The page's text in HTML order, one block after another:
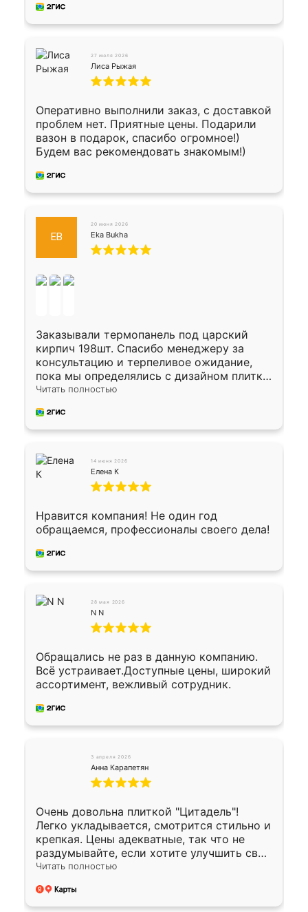
27 июля 2026
Лиса Рыжая
Оперативно выполнили заказ, с доставкой
проблем нет. Приятные цены. Подарили
вазон в подарок, спасибо огромное!)
Будем вас рекомендовать знакомым!)
EB
20 июня 2026
Eka Bukha
Заказывали термопанель под царский
кирпич 198шт. Спасибо менеджеру за
консультацию и терпеливое ожидание,
пока мы определялись с дизайном плитки.
Исполнен заказ в срок, спасибо
предоплата наличкой 50%. Накануне с
водителем договорились о доставке в
Окончательный расчет при получении.
Огромная благодарность водителю, помог
выгрузить. Получили коробку плитки на
Осталось дело за малым-монтировать)))
Подарили два больших вазона трапеция
из архитектурного бетона-красота.
Читать полностью
14 июня 2026
Елена К
Нравится компания! Не один год
обращаемся, профессионалы своего дела!
28 мая 2026
N N
Обращались не раз в данную компанию.
Всё устраивает.Доступные цены, широкий
ассортимент, вежливый сотрудник.
3 апреля 2026
Анна Карапетян
Очень довольна плиткой "Цитадель"!
Легко укладывается, смотрится стильно и
крепкая. Цены адекватные, так что не
раздумывайте, если хотите улучшить свой
двор!
Читать полностью